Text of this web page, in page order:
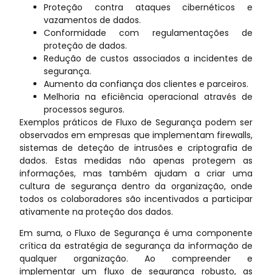
Proteção contra ataques cibernéticos e
vazamentos de dados.
Conformidade com regulamentações de
proteção de dados.
Redução de custos associados a incidentes de
segurança.
Aumento da confiança dos clientes e parceiros.
Melhoria na eficiência operacional através de
processos seguros.
Exemplos práticos de Fluxo de Segurança podem ser
observados em empresas que implementam firewalls,
sistemas de deteção de intrusões e criptografia de
dados. Estas medidas não apenas protegem as
informações, mas também ajudam a criar uma
cultura de segurança dentro da organização, onde
todos os colaboradores são incentivados a participar
ativamente na proteção dos dados.
Em suma, o Fluxo de Segurança é uma componente
crítica da estratégia de segurança da informação de
qualquer organização. Ao compreender e
implementar um fluxo de segurança robusto, as